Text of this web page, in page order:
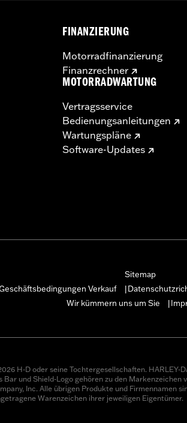
FINANZIERUNG
Motorradfinanzierung
Finanzrechner
MOTORRADWARTUNG
Vertragsservice
Bedienungsanleitungen
Wartungspläne
Software-Updates
Sitemap
Verkauf
Wir kümmern uns um Sie
H-D oder seine Tochtergesellschaften. HARLEY-
Bar und Shield-Logo gehören zu den Markenzeichen
Inc. Alle übrigen Produkte und Firmennamen
Warenzeichen ihrer jeweiligen Eigentümer.